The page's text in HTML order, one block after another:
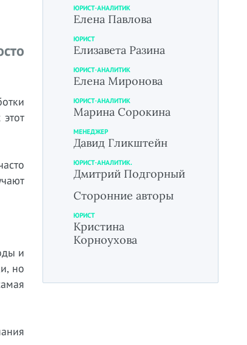
и
но
ЮРИСТ-АНАЛИТИК
Елена Павлова
ЮРИСТ
Елизавета Разина
ЮРИСТ-АНАЛИТИК
Елена Миронова
ЮРИСТ-АНАЛИТИК
Марина Сорокина
МЕНЕДЖЕР
Давид Гликштейн
ЮРИСТ-АНАЛИТИК.
Дмитрий Подгорный
Сторонние авторы
ЮРИСТ
Кристина
Корноухова